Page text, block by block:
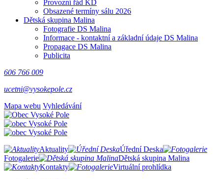
Provozní řád KD
Obsazené termíny sálu 2026
Dětská skupina Malina
Fotografie DS Malina
Informace - kontaktní a základní údaje DS Malina
Propagace DS Malina
Publicita
606 766 009
ucetni@vysokepole.cz
Mapa webu Vyhledávání
Aktuality
Úřední Deska
Fotogalerie
Dětská skupina Malina
Kontakty
Virtuální prohlídka